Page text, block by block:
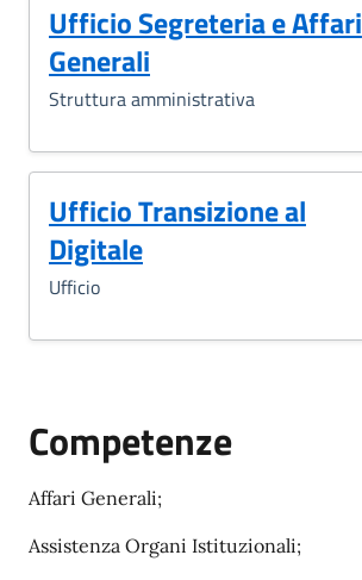
Ufficio Segreteria e Affari
Generali
Struttura amministrativa
Ufficio Transizione al
Digitale
Ufficio
Competenze
Affari Generali;
Assistenza Organi Istituzionali;